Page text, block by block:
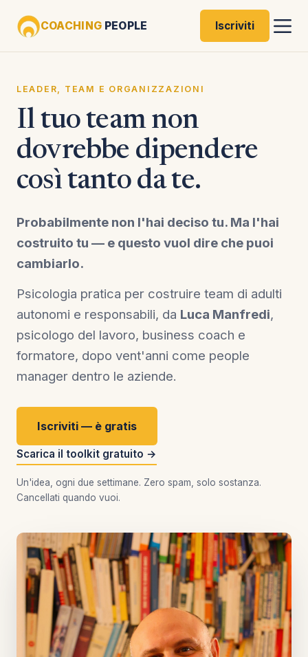
COACHING PEOPLE Iscriviti
LEADER, TEAM E ORGANIZZAZIONI
Il tuo team non
dovrebbe dipendere
così tanto da te.
Probabilmente non l'hai deciso tu. Ma l'hai
costruito tu — e questo vuol dire che puoi
cambiarlo.
Psicologia pratica per costruire team di adulti
autonomi e responsabili, da Luca Manfredi,
psicologo del lavoro, business coach e
formatore, dopo vent'anni come people
manager dentro le aziende.
Iscriviti — è gratis
Scarica il toolkit gratuito →
Un'idea, ogni due settimane. Zero spam, solo sostanza.
Cancellati quando vuoi.